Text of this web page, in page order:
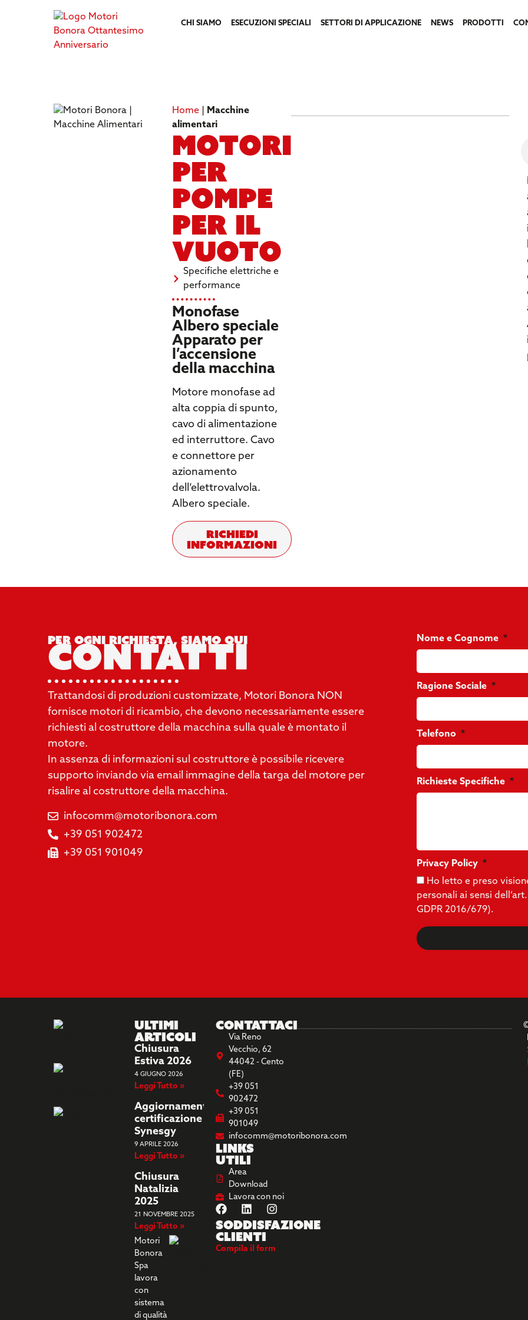
CHI SIAMO ESECUZIONI SPECIALI SETTORI DI APPLICAZIONE NEWS PRODOTTI
Home
Macchine
alimentari
Motori
per
pompe
per il
vuoto
Specifiche elettriche e
performance
Monofase
Albero speciale
Apparato per
l’accensione
della macchina
Motore monofase ad
alta coppia di spunto,
cavo di alimentazione
ed interruttore. Cavo
e connettore per
azionamento
dell’elettrovalvola.
Albero speciale.
Richiedi
informazioni
Per ogni richiesta, siamo qui
contatti
Trattandosi di produzioni customizzate, Motori Bonora NON
fornisce motori di ricambio, che devono necessariamente essere
richiesti al costruttore della macchina sulla quale è montato il
motore.
In assenza di informazioni sul costruttore è possibile ricevere
supporto inviando via email immagine della targa del motore per
risalire al costruttore della macchina.
infocomm@motoribonora.com
+39 051 902472
+39 051 901049
Nome e Cognome
Ragione Sociale
Telefono
Richieste Specifiche
Privacy Policy
Ho letto e preso
personali ai sensi
GDPR 2016/679).
Ultimi
Articoli
Chiusura
Estiva 2026
4 GIUGNO 2026
Leggi Tutto »
Aggiornamento
certificazione
Synesgy
9 APRILE 2026
Leggi Tutto »
Chiusura
Natalizia
2025
21 NOVEMBRE 2025
Leggi Tutto »
Motori
Bonora
Spa
lavora
con
sistema
di qualità
Contattaci
Via Reno
Vecchio, 62
44042 - Cento
(FE)
+39 051
902472
+39 051
901049
infocomm@motoribonora.com
Links
utili
Area
Download
Lavora con noi
Soddisfazione
clienti
Compila il form